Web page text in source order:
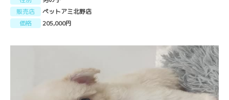
販売店
ペットアミ北野店
価格
205,000円